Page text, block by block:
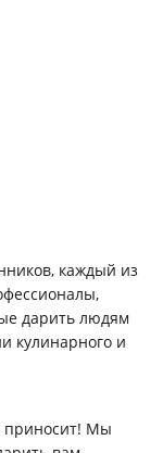
каждый из
дарить людям
кулинарного и
приносит! Мы